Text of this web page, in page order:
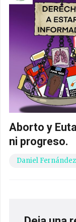
Aborto y
ni progreso.
Daniel Fernández